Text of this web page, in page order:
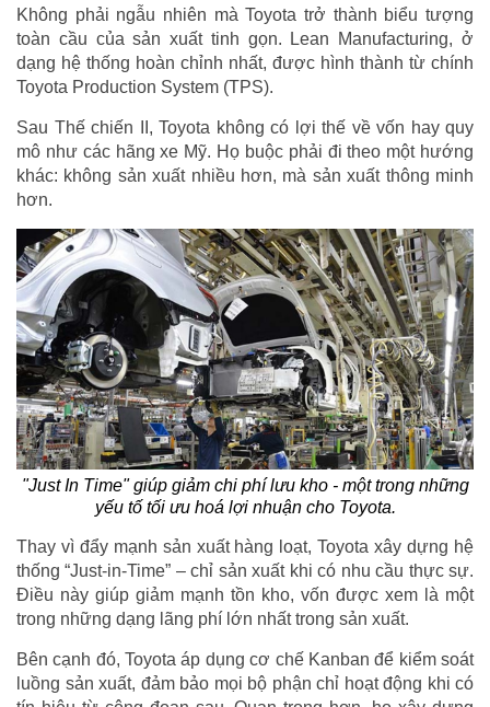
Không phải ngẫu nhiên mà Toyota trở thành biểu tượng
toàn cầu của sản xuất tinh gọn. Lean Manufacturing, ở
dạng hệ thống hoàn chỉnh nhất, được hình thành từ chính
Toyota Production System (TPS).
Sau Thế chiến II, Toyota không có lợi thế về vốn hay quy
mô như các hãng xe Mỹ. Họ buộc phải đi theo một hướng
khác: không sản xuất nhiều hơn, mà sản xuất thông minh
hơn.
"Just In Time" giúp giảm chi phí lưu kho - một trong những
yếu tố tối ưu hoá lợi nhuận cho Toyota.
Thay vì đẩy mạnh sản xuất hàng loạt, Toyota xây dựng hệ
thống “Just-in-Time” – chỉ sản xuất khi có nhu cầu thực sự.
Điều này giúp giảm mạnh tồn kho, vốn được xem là một
trong những dạng lãng phí lớn nhất trong sản xuất.
Bên cạnh đó, Toyota áp dụng cơ chế Kanban để kiểm soát
luồng sản xuất, đảm bảo mọi bộ phận chỉ hoạt động khi có